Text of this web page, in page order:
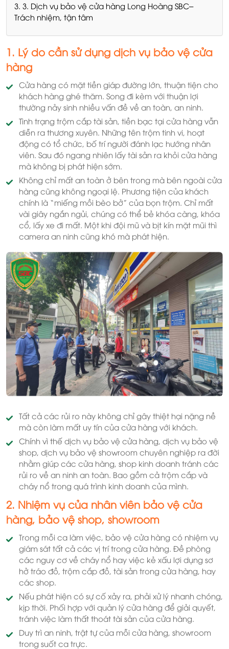
3. 3. Dịch vụ bảo vệ cửa hàng Long Hoàng SBC–
Trách nhiệm, tận tâm
1. Lý do cần sử dụng dịch vụ bảo vệ cửa
hàng
Cửa hàng có mặt tiền giáp đường lớn, thuận tiện cho
khách hàng ghé thăm. Song đi kèm với thuận lợi
thường nảy sinh nhiều vấn đề về an toàn, an ninh.
Tình trạng trộm cắp tài sản, tiền bạc tại cửa hàng vẫn
diễn ra thương xuyên. Những tên trộm tinh vi, hoạt
động có tổ chức, bố trí người đánh lạc hướng nhân
viên. Sau đó ngang nhiên lấy tài sản ra khỏi cửa hàng
mà không bị phát hiện sớm.
Không chỉ mất an toàn ở bên trong mà bên ngoài cửa
hàng cũng không ngoại lệ. Phương tiện của khách
chính là “miếng mồi bèo bở” của bọn trộm. Chỉ mất
vài giây ngắn ngủi, chúng có thể bẻ khóa càng, khóa
cổ, lấy xe đi mất. Một khi đội mũ và bịt kín mặt mũi thì
camera an ninh cũng khó mà phát hiện.
Tất cả các rủi ro này không chỉ gây thiệt hại nặng nề
mà còn làm mất uy tín của cửa hàng với khách.
Chính vì thế dịch vụ bảo vệ cửa hàng, dịch vụ bảo vệ
shop, dịch vụ bảo vệ showroom chuyên nghiệp ra đời
nhằm giúp các cửa hàng, shop kinh doanh tránh các
rủi ro về an ninh an toàn. Bao gồm cả trộm cắp và
cháy nổ trong quá trình kinh doanh của mình.
2. Nhiệm vụ của nhân viên bảo vệ cửa
hàng, bảo vệ shop, showroom
Trong mỗi ca làm việc, bảo vệ cửa hàng có nhiệm vụ
giám sát tất cả các vị trí trong cửa hàng. Đề phòng
các nguy cơ về cháy nổ hay việc kẻ xấu lợi dụng sơ
hở tráo đồ, trộm cắp đồ, tài sản trong cửa hàng, hay
các shop.
Nếu phát hiện có sự cố xảy ra, phải xử lý nhanh chóng,
kịp thời. Phối hợp với quản lý cửa hàng để giải quyết,
tránh việc làm thất thoát tài sản của cửa hàng.
Duy trì an ninh, trật tự của mỗi cửa hàng, showroom
trong suốt ca trực.